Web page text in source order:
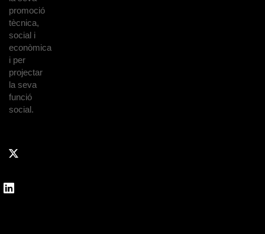
promoció
tècnica,
social i
econòmica
i per
projectar
la seva
funció
social.